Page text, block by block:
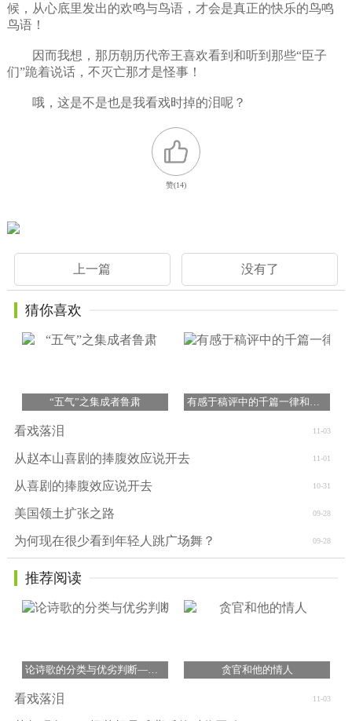
候，从心底里发出的欢鸣与鸟语，才会是真正的快乐的鸟鸣
鸟语！
因而我想，那历朝历代帝王喜欢看到和听到那些“臣子
们”跪着说话，不灭亡那才是怪事！
哦，这是不是也是我看戏时掉的泪呢？
赞(14)
没有了
上一篇
猜你喜欢
“五气”之集成者鲁肃 有感于稿评中的千篇一律和浮华乱象
11-03
看戏落泪
11-01
从赵本山喜剧的捧腹效应说开去
10-31
从喜剧的捧腹效应说开去
09-28
美国领土扩张之路
09-28
为何现在很少看到年轻人跳广场舞？
推荐阅读
论诗歌的分类与优劣判断——以许峰诗歌为例 贪官和他的情人
11-03
看戏落泪